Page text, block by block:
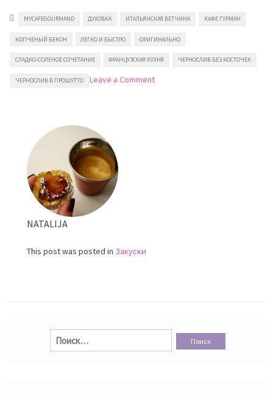
MYCAFEGOURMAND ДУХОВКА ИТАЛЬЯНСКАЯ ВЕТЧИНА КАФЕ ГУРМАН
КОПЧЕНЫЙ БЕКОН ЛЕГКО И БЫСТРО ОРИГИНАЛЬНО
СЛАДКО-СОЛЕНОЕ СОЧЕТАНИЕ ФРАНЦУЗСКАЯ КУХНЯ ЧЕРНОСЛИВ БЕЗ КОСТОЧЕК
ЧЕРНОСЛИВ В ПРОШУТТО Leave a Commenton
NATALIJA
This post was posted in Закуски
Найти: